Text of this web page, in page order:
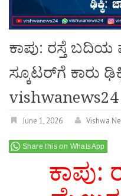
ಕಾಪು: ರಸ್ತೆ ಬದಿಯ
ಸ್ಕೂಟರ್‌ಗೆ ಕಾರು
vishwanews24
June 1, 2026 Vishwa
Share this on WhatsApp